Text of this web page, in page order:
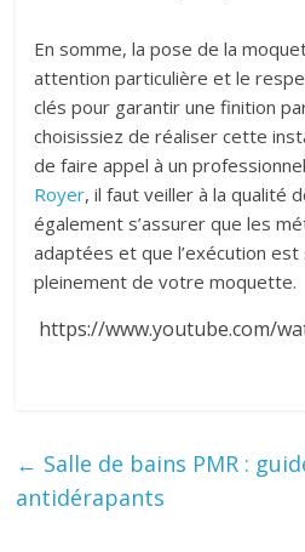
En somme, la pose de la
attention particulière et le
clés pour garantir une finition
choisissiez de réaliser cette
de faire appel à un
Royer, il faut veiller à la qualité
également s’assurer que les
adaptées et que l’exécution
pleinement de votre moquette.
https://www.youtube.com/
← Salle de bains PMR :
antidérapants